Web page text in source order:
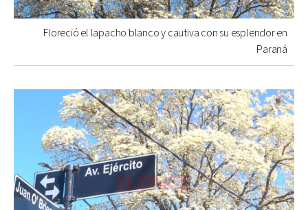
Floreció el lapacho blanco y cautiva con su esplendor en
Paraná